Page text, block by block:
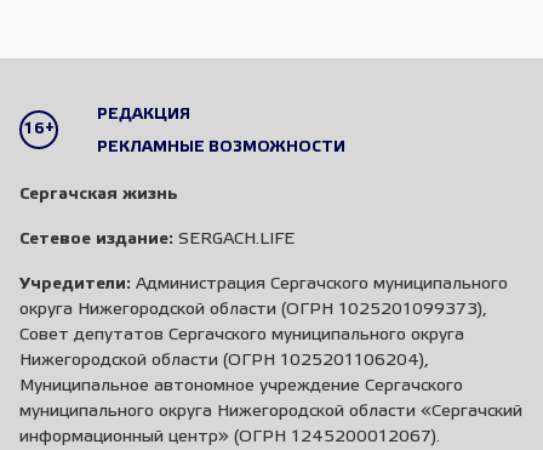
16+
РЕДАКЦИЯ
РЕКЛАМНЫЕ ВОЗМОЖНОСТИ
Сергачская жизнь
Сетевое издание: SERGACH.LIFE
Учредители: Администрация Сергачского муниципального
округа Нижегородской области (ОГРН 1025201099373),
Совет депутатов Сергачского муниципального округа
Нижегородской области (ОГРН 1025201106204),
Муниципальное автономное учреждение Сергачского
муниципального округа Нижегородской области «Сергачский
информационный центр» (ОГРН 1245200012067).